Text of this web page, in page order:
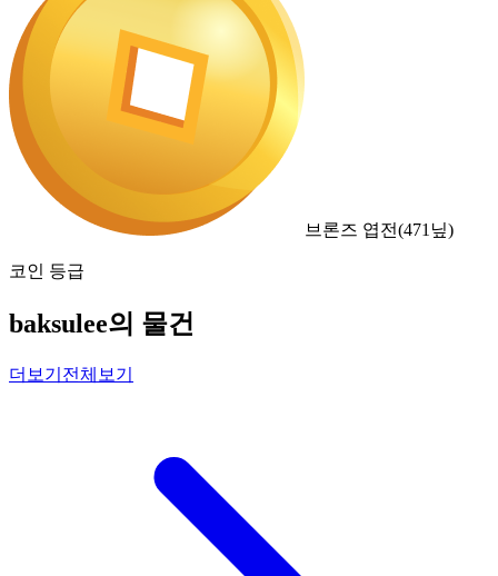
브론즈 엽전(471 닢)
코인 등급
baksulee의 물건
더보기 전체보기